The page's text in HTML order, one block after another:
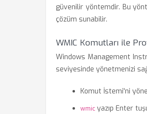
güvenilir yöntemdir. Bu
çözüm sunabilir.
WMIC Komutları ile
Windows Management
seviyesinde yönetmenizi
Komut İstemi'ni
wmic yazıp Enter